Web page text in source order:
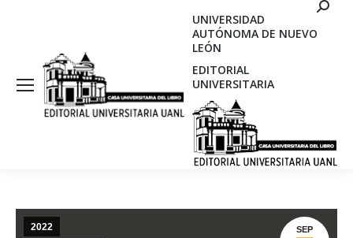
UNIVERSIDAD
AUTÓNOMA DE NUEVO
LEÓN
EDITORIAL
UNIVERSITARIA
SEP
2022